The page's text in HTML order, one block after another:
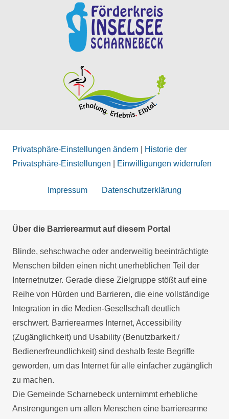
Privatsphäre-Einstellungen ändern
Historie der
Privatsphäre-Einstellungen
Einwilligungen widerrufen
Impressum Datenschutzerklärung
Über die Barrierearmut auf diesem Portal
Blinde, sehschwache oder anderweitig beeinträchtigte
Menschen bilden einen nicht unerheblichen Teil der
Internetnutzer. Gerade diese Zielgruppe stößt auf eine
Reihe von Hürden und Barrieren, die eine vollständige
Integration in die Medien-Gesellschaft deutlich
erschwert. Barrierearmes Internet, Accessibility
(Zugänglichkeit) und Usability (Benutzbarkeit /
Bedienerfreundlichkeit) sind deshalb feste Begriffe
geworden, um das Internet für alle einfacher zugänglich
zu machen.
Die Gemeinde Scharnebeck unternimmt erhebliche
Anstrengungen um allen Menschen eine barrierearme